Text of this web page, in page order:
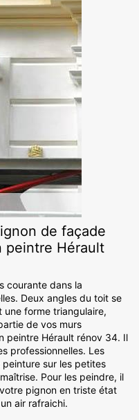
de façade
peintre Hérault
courante dans la
Deux angles du toit se
forme triangulaire,
de vos murs
peintre Hérault rénov 34. Il
professionnelles. Les
sur les petites
Pour les peindre, il
pignon en triste état
air rafraichi.